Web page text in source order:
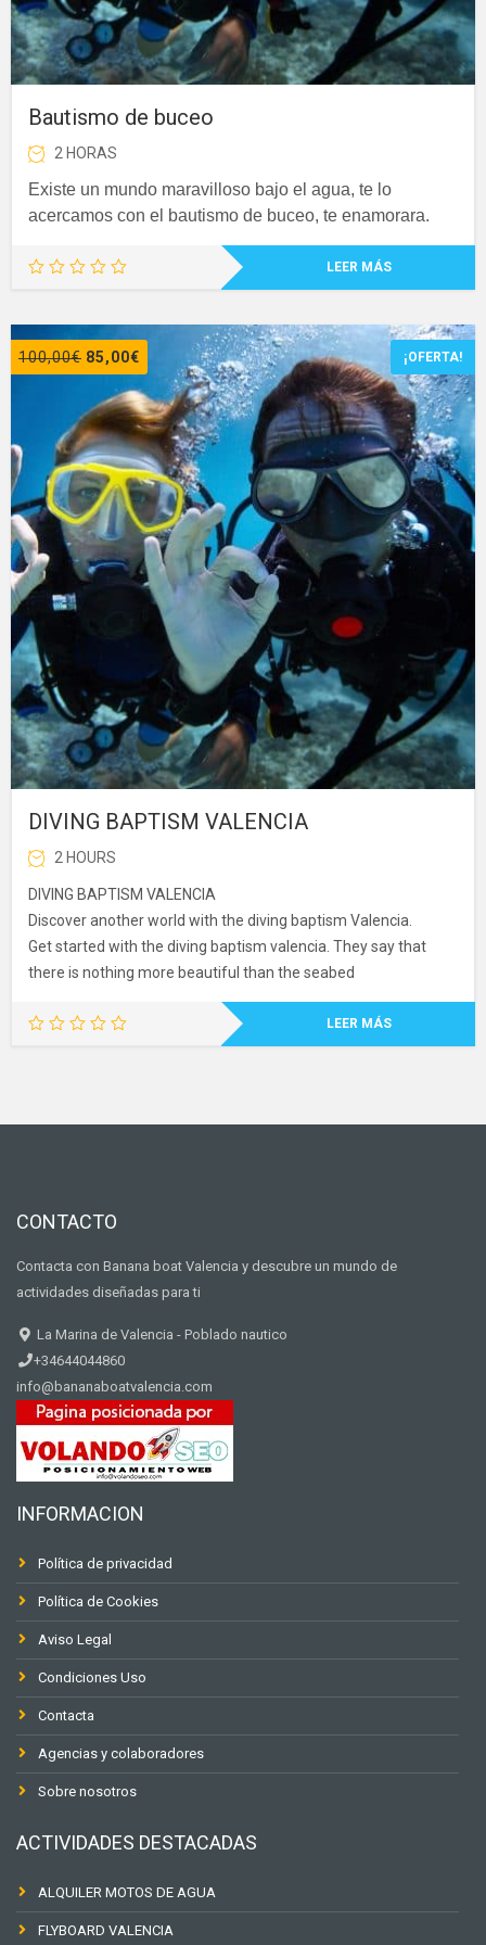
Bautismo de buceo
2 HORAS
Existe un mundo maravilloso bajo el agua, te lo
acercamos con el bautismo de buceo, te enamorara.
LEER MÁS
100,00€ El
original
era:
100,00€.
85,00€
precio
actual
es:
85,00€.
¡OFERTA!
DIVING BAPTISM VALENCIA
2 HOURS
DIVING BAPTISM VALENCIA
Discover another world with the diving baptism Valencia.
Get started with the diving baptism valencia. They say that
there is nothing more beautiful than the seabed
LEER MÁS
CONTACTO
Contacta con Banana boat Valencia y descubre un mundo de
actividades diseñadas para ti
La Marina de Valencia - Poblado nautico
+34644044860
info@bananaboatvalencia.com
INFORMACION
Política de privacidad
Política de Cookies
Aviso Legal
Condiciones Uso
Contacta
Agencias y colaboradores
Sobre nosotros
ACTIVIDADES DESTACADAS
ALQUILER MOTOS DE AGUA
FLYBOARD VALENCIA